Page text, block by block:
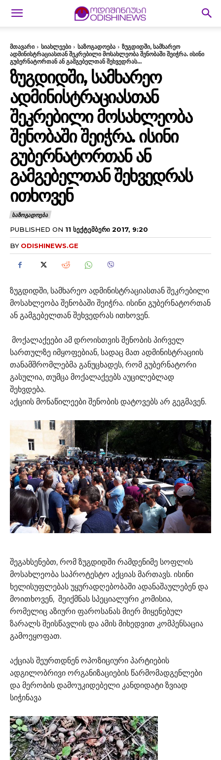
მთავარი სიახლეები საზოგადოება
ზუგდიდში, სამხარეო
ადმინისტრაციასთან შეკრებილი მოსახლეობა შენობაში შეიჭრა. ისინი
გუბერნატორთან ან გამგებელთან შეხვედრას...
ᲖᲣᲒᲓᲘᲓᲨᲘ, ᲡᲐᲛᲮᲐᲠᲔᲝ
ᲐᲓᲛᲘᲜᲘᲡᲢᲠᲐᲪᲘᲐᲡᲗᲐᲜ
ᲨᲔᲙᲠᲔᲑᲘᲚᲘ ᲛᲝᲡᲐᲮᲚᲔᲝᲑᲐ
ᲨᲔᲜᲝᲑᲐᲨᲘ ᲨᲔᲘᲭᲠᲐ. ᲘᲡᲘᲜᲘ
ᲒᲣᲑᲔᲠᲜᲐᲢᲝᲠᲗᲐᲜ ᲐᲜ
ᲒᲐᲛᲒᲔᲑᲔᲚᲗᲐᲜ ᲨᲔᲮᲕᲔᲓᲠᲐᲡ
ᲘᲗᲮᲝᲕᲔᲜ
ᲡᲐᲖᲝᲒᲐᲓᲝᲔᲑᲐ
PUBLISHED ON 11 ᲡᲔᲥᲢᲔᲛᲑᲔᲠᲘ 2017, 9:20
BY ODISHINEWS.GE
ზუგდიდში, სამხარეო ადმინისტრაციასთან შეკრებილი
მოსახლეობა შენობაში შეიჭრა. ისინი გუბერნატორთან
ან გამგებელთან შეხვედრას ითხოვენ.
მოქალაქეები ამ დროისთვის შენობის პირველ
სართულზე იმყოფებიან, სადაც მათ ადმინისტრაციის
თანამშრომლებმა განუცხადეს, რომ გუბერნატორი
გასულია, თუმცა მოქალაქეებს აუცილებლად
შეხვდება.
აქციის მონაწილეები შენობის დატოვებს არ გეგმავენ.
შეგახსენებთ, რომ ზუგდიდში რამდენიმე სოფლის
მოსახლეობა საპროტესტო აქციას მართავს. ისინი
ხელისუფლებას უყურადღებობაში ადანაშაულებენ და
მოითხოვენ, შეიქმნას სპეციალური კომისია,
რომელიც აზიური ფაროსანას მიერ მიყენებულ
ზარალს შეისწავლის და ამის მიხედვით კომპენსაცია
გამოეყოფათ.
აქციას შეურთდნენ ოპოზიციური პარტიების
ადგილობრივი ორგანიზაციების წარმომადგენლები
და მერობის დამოუკიდებელი კანდიდატი ზვიად
სიჭინავა